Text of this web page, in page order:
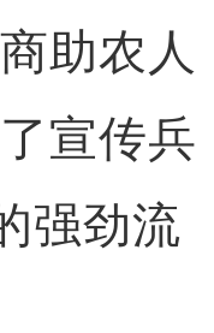
助农人
宣传兵
强劲流